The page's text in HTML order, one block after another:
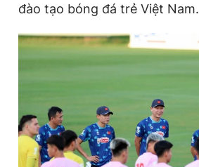
đào tạo bóng đá trẻ Việt Nam.